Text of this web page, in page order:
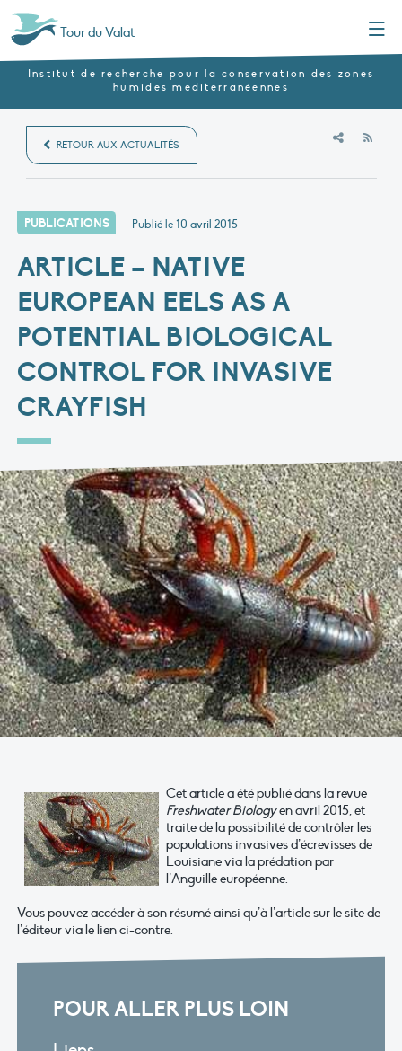
Tour du Valat
Institut de recherche pour la conservation des zones
humides méditerranéennes
RETOUR AUX ACTUALITÉS
PUBLICATIONS Publié le10 avril 2015
ARTICLE – NATIVE
EUROPEAN EELS AS A
POTENTIAL BIOLOGICAL
CONTROL FOR INVASIVE
CRAYFISH
Cet article a été publié dans la revue
Freshwater Biologyen avril 2015, et
traite de la possibilité de contrôler les
populations invasives d’écrevisses de
Louisiane via la prédation par
l’Anguille européenne.
Vous pouvez accéder à son résumé ainsi qu’à l’article sur le site de
l’éditeur via le lien ci-contre.
POUR ALLER PLUS LOIN